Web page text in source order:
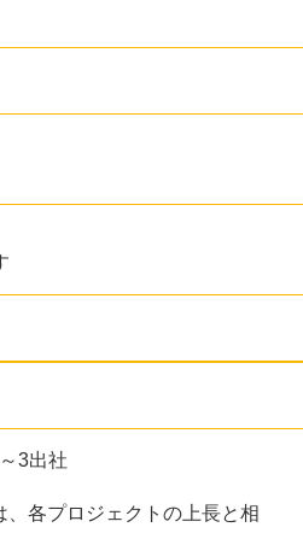
3出社
各プロジェクトの上長と相